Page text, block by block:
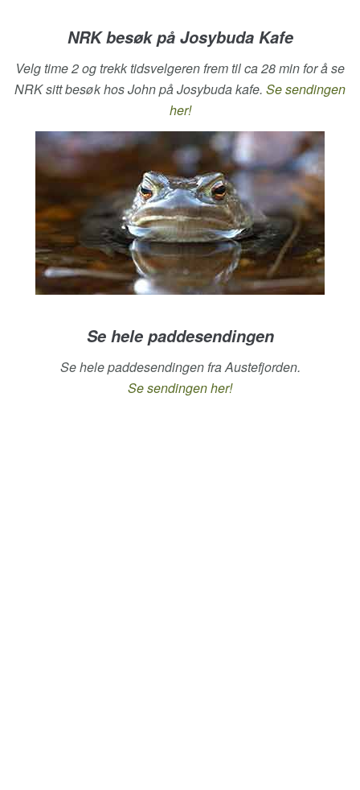
NRK besøk på Josybuda Kafe
Velg time 2 og trekk tidsvelgeren frem til ca 28 min for å se
NRK sitt besøk hos John på Josybuda kafe. Se sendingen
her!
Se hele paddesendingen
Se hele paddesendingen fra Austefjorden.
Se sendingen her!